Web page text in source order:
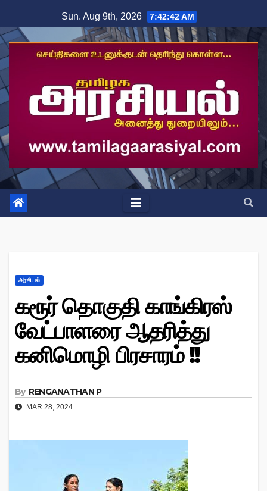
to
content
Sun. Aug 9th, 2026 7:42:43 AM
அரசியல்
கரூர் தொகுதி காங்கிரஸ்
வேட்பாளரை ஆதரித்து
கனிமொழி பிரசாரம் !!
By RENGANATHAN P
MAR 28, 2024